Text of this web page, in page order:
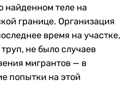
найденном теле на
границе. Организация
время на участке,
не было случаев
мигрантов — в
попытки на этой